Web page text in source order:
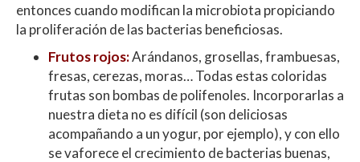
entonces cuando modifican la microbiota propiciando
la proliferación de las bacterias beneficiosas.
Frutos rojos:Arándanos, grosellas, frambuesas,
fresas, cerezas, moras… Todas estas coloridas
frutas son bombas de polifenoles. Incorporarlas a
nuestra dieta no es difícil (son deliciosas
acompañando a un yogur, por ejemplo), y con ello
se vaforece el crecimiento de bacterias buenas,